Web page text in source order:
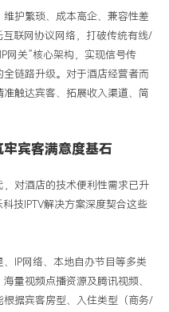
护繁琐、成本高企、兼容性差
互联网协议网络，打破传统有线/
网关”核心架构，实现信号传
链路升级。对于酒店经营者而
触达宾客、拓展收入渠道、简
宾客满意度基石
对酒店的技术便利性需求已升
技IPTV解决方案深度契合这些
IP网络、本地自办节目等多类
量视频点播资源及腾讯视频、
据宾客房型、入住类型（商务/